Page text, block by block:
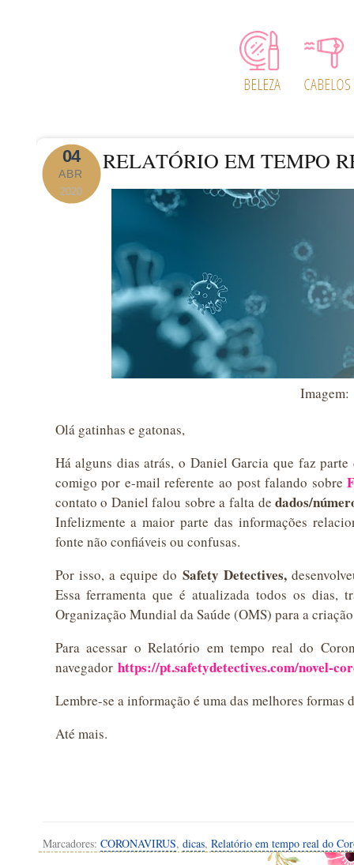
04
ABR
2020
RELATÓRIO EM TEMPO
Imagem:
Olá gatinhas e gatonas,
Há alguns dias atrás, o Daniel Garcia que faz
comigo por e-mail referente ao post falando sobre
contato o Daniel falou sobre a falta dedados/
Infelizmente a maior parte das informações
fonte não confiáveis ou confusas.
Por isso, a equipe do Safety Detectives,
Essa ferramenta que é atualizada todos os dias,
Organização Mundial da Saúde (OMS) para a
Para acessar o Relatório em tempo real do
navegador https://pt.safetydetectives.com/novel-
Lembre-se a informação é uma das melhores formas
Até mais.
Marcadores: CORONAVIRUS, dicas, Relatório em tempo real do